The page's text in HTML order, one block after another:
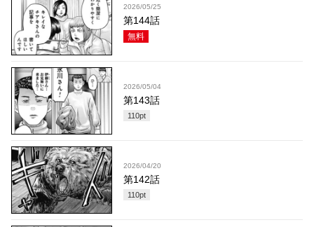
2026/05/25
第144話
無料
2026/05/04
第143話
110pt
2026/04/20
第142話
110pt